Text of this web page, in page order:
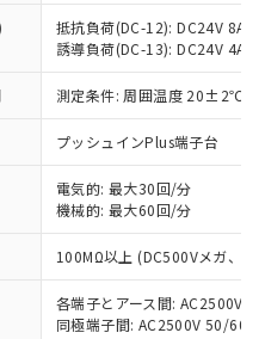
抵抗負荷(DC-12): DC24V 8A/
誘導負荷(DC-13): DC24V 4A/
測定条件: 周囲温度 20±2℃、
プッシュインPlus端子台
電気的: 最大30回/分
機械的: 最大60回/分
100MΩ以上 (DC500Vメガ、点
各端子とアース間: AC2500V
同極端子間: AC2500V 50/
さい。
準価格照会結果は、
日時点での社内デー
れるものであり、閲
実際の在庫および標
場合があることをご
よび標準価格はお客
たはお客様担当のオ
売店・当社販売員に
販売店や当社販売拠
ワーク
」をご確認
明した場合などや
あります。
1000ppm以下、 カド
下、ポリ臭化ビフェニル
臭化ジフェニルエーテル類
酸ビス(2-エチルヘキシ
以下、フタル酸ブチ
以下、フタル酸ジブチル
タル酸ジイソブチル
および制御機器に対する
については閾値を超える意
しています。
を示します。
社販売部門へお問
、 PBBs(ポリ臭化ビフェ
リ臭化ジフェニルエーテ
、 DIBP(フタル酸ジ
フタル酸ブチルベンジ
ヘキシル)) : 1000ppm
社製品のうち、外国
易法に定める商品
」という）を輸出
供する場合は、日本
(または役務取引許
の必要な手続きを
破棄する場合は、完
、違法に輸出されな
を講じます。
、核兵器、ミサイ
物兵器またはその他
の製造装置等に一切
在庫あり
たないが在庫あり
の在庫状況につ
様のお取引先、ま